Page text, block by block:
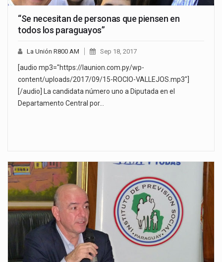
“Se necesitan de personas que piensen en
todos los paraguayos”
La Unión R800 AM Sep 18, 2017
[audio mp3="https://launion.com.py/wp-
content/uploads/2017/09/15-ROCIO-VALLEJOS.mp3"]
[/audio] La candidata número uno a Diputada en el
Departamento Central por…